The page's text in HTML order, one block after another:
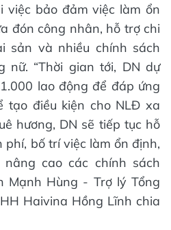
việc bảo đảm việc làm ổn
đón công nhân, hỗ trợ chi
sản và nhiều chính sách
nữ. “Thời gian tới, DN dự
lao động để đáp ứng
tạo điều kiện cho NLĐ xa
hương, DN sẽ tiếp tục hỗ
bố trí việc làm ổn định,
cao các chính sách
Mạnh Hùng - Trợ lý Tổng
Haivina Hồng Lĩnh chia